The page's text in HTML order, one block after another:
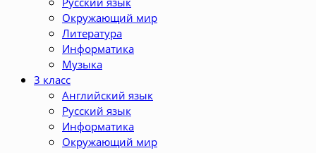
Окружающий мир
Литература
Информатика
Музыка
3 класс
Английский язык
Русский язык
Информатика
Окружающий мир